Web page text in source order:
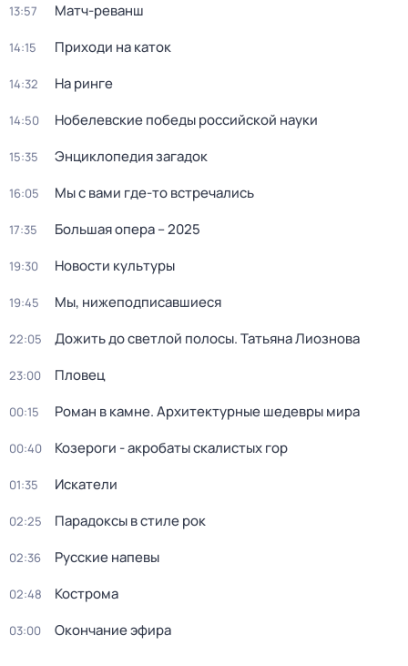
13:57 Матч-реванш
14:15 Приходи на каток
14:32 На ринге
14:50 Нобелевские победы российской науки
15:35 Энциклопедия загадок
16:05 Мы с вами где-то встречались
17:35 Большая опера – 2025
19:30 Новости культуры
19:45 Мы, нижеподписавшиеся
22:05 Дожить до светлой полосы. Татьяна Лиознова
23:00 Пловец
00:15 Роман в камне. Архитектурные шедевры мира
00:40 Козероги - акробаты скалистых гор
01:35 Искатели
02:25 Парадоксы в стиле рок
02:36 Русские напевы
02:48 Кострома
03:00 Окончание эфира